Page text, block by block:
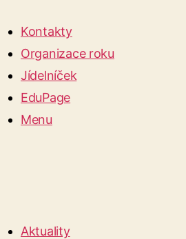
Kontakty
Organizace roku
Jídelníček
EduPage
Menu
Aktuality